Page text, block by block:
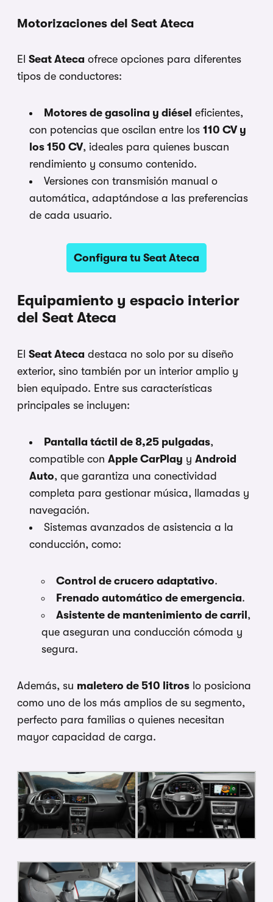
Motorizaciones del Seat Ateca
El Seat Ateca ofrece opciones para diferentes
tipos de conductores:
Motores de gasolina y diésel eficientes,
con potencias que oscilan entre los 110 CV y
los 150 CV, ideales para quienes buscan
rendimiento y consumo contenido.
Versiones con transmisión manual o
automática, adaptándose a las preferencias
de cada usuario.
Configura tu Seat Ateca
Equipamiento y espacio interior
del Seat Ateca
El Seat Ateca destaca no solo por su diseño
exterior, sino también por un interior amplio y
bien equipado. Entre sus características
principales se incluyen:
Pantalla táctil de 8,25 pulgadas,
compatible con Apple CarPlay y Android
Auto, que garantiza una conectividad
completa para gestionar música, llamadas y
navegación.
Sistemas avanzados de asistencia a la
conducción, como:
Control de crucero adaptativo.
Frenado automático de emergencia.
Asistente de mantenimiento de carril ,
que aseguran una conducción cómoda y
segura.
Además, su maletero de 510 litros lo posiciona
como uno de los más amplios de su segmento,
perfecto para familias o quienes necesitan
mayor capacidad de carga.